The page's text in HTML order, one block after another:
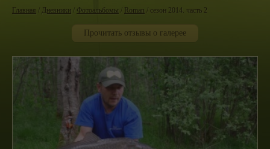
Главная / Дневники / Фотоальбомы / Roman / сезон 2014. часть 2
Прочитать отзывы о галерее